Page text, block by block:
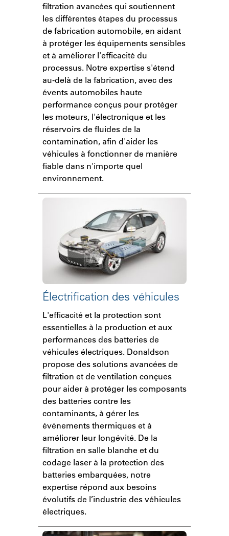
filtration avancées qui soutiennent
les différentes étapes du processus
de fabrication automobile, en aidant
à protéger les équipements sensibles
et à améliorer l'efficacité du
processus. Notre expertise s'étend
au-delà de la fabrication, avec des
évents automobiles haute
performance conçus pour protéger
les moteurs, l'électronique et les
réservoirs de fluides de la
contamination, afin d'aider les
véhicules à fonctionner de manière
fiable dans n'importe quel
environnement.
Électrification des véhicules
L'efficacité et la protection sont
essentielles à la production et aux
performances des batteries de
véhicules électriques. Donaldson
propose des solutions avancées de
filtration et de ventilation conçues
pour aider à protéger les composants
des batteries contre les
contaminants, à gérer les
événements thermiques et à
améliorer leur longévité. De la
filtration en salle blanche et du
codage laser à la protection des
batteries embarquées, notre
expertise répond aux besoins
évolutifs de l’industrie des véhicules
électriques.